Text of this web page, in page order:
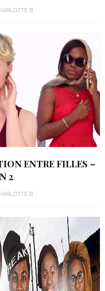
B
ENTRE FILLES –
2
B